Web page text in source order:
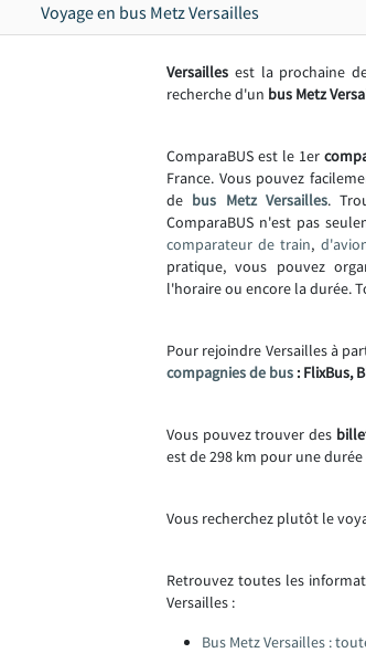
Voyage en bus Metz Versailles
Versailles est la prochaine
recherche d'un bus Metz
ComparaBUS est le 1er
France. Vous pouvez
de bus Metz Versailles.
ComparaBUS n'est pas
comparateur de train,
pratique, vous pouvez
l'horaire ou encore la durée.
Pour rejoindre Versailles à
compagnies de bus : FlixBus,
Vous pouvez trouver des
est de 298 km pour une
Vous recherchez plutôt le
Retrouvez toutes les
Versailles :
Bus Metz Versailles :